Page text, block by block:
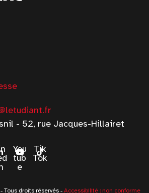
- 52, rue Jacques-Hillairet
You
tub
e
Tik
Tok
droits réservés - Accessibilité : non conforme